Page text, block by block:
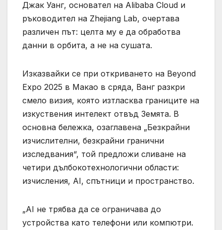
Джак Уанг, основател на Alibaba Cloud и
ръководител на Zhejiang Lab, очертава
различен път: целта му е да обработва
данни в орбита, а не на сушата.
Изказвайки се при откриването на Beyond
Expo 2025 в Макао в сряда, Ванг разкри
смело визия, която изтласква границите на
изкуствения интелект отвъд Земята. В
основна бележка, озаглавена „Безкрайни
изчислителни, безкрайни гранични
изследвания“, той предложи сливане на
четири дълбокотехнологични области:
изчисления, AI, спътници и пространство.
„AI не трябва да се ограничава до
устройства като телефони или компютри.